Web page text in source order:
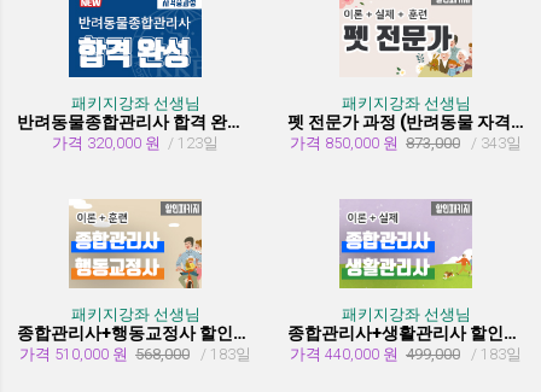
패키지강좌 선생님
반려동물종합관리사 합격 완성 패키지
가격 320,000 원 / 123일
패키지강좌 선생님
펫 전문가 과정 (반려동물 자격증 취득과정)
가격 850,000 원 873,000 / 343일
패키지강좌 선생님
종합관리사+행동교정사 할인패키지과정
가격 510,000 원 568,000 / 183일
패키지강좌 선생님
종합관리사+생활관리사 할인패키지과정
가격 440,000 원 499,000 / 183일